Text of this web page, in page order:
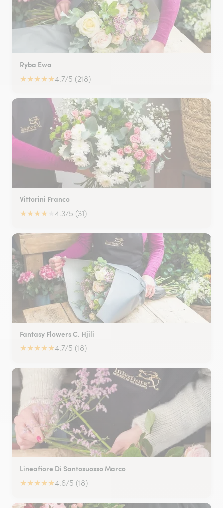
Ryba Ewa
★★★★★4.7/5 (218)
Vittorini Franco
★★★★ 4.3/5 (31)
Fantasy Flowers C. Hjili
★★★★★4.7/5 (18)
Lineafiore Di Santosuosso Marco
★★★★★4.6/5 (18)